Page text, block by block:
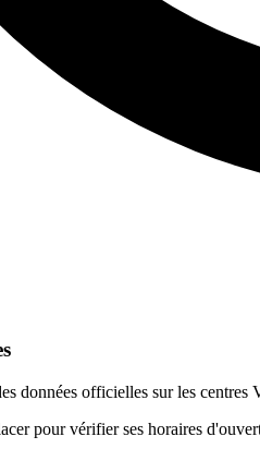
données officielles sur les
pour vérifier ses horaires